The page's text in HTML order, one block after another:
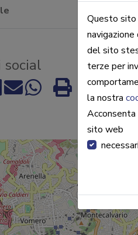
social
Questo sito
del sito
terze per
la nostra
sito web